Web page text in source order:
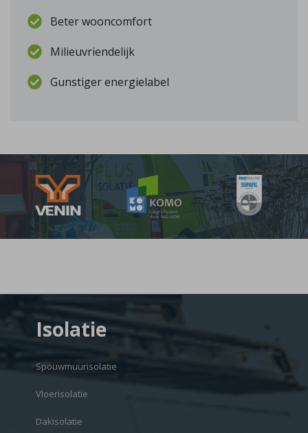
Beter wooncomfort
Milieuvriendelijk
Gunstiger energielabel
Isolatie
Spouwmuurisolatie
Vloerisolatie
Dakisolatie